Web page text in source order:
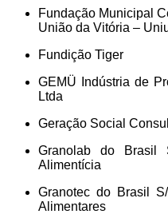
Fundação Municipal
União da Vitória –
Fundição Tiger
GEMÜ Indústria de
Ltda
Geração Social
Granolab do Brasil
Alimentícia
Granotec do Brasil
Alimentares